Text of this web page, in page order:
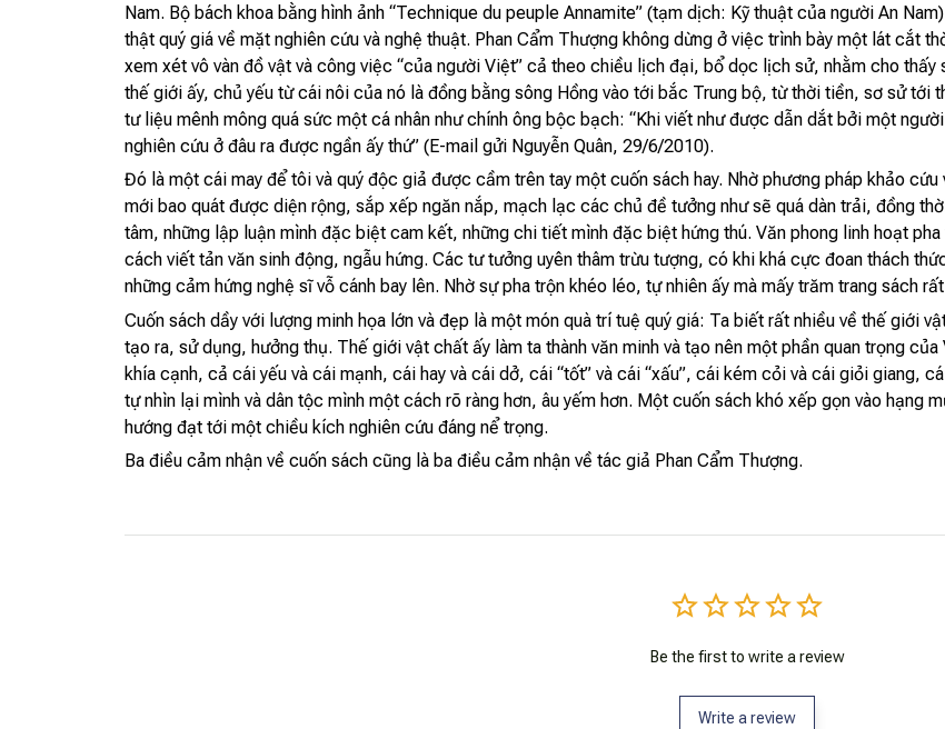
Nam. Bộ bách khoa bằng hình ảnh “Technique du peuple Annamite” (tạm dịch: Kỹ thuật của người An
thật quý giá về mặt nghiên cứu và nghệ thuật. Phan Cẩm Thượng không dừng ở việc trình bày một lát cắt
xem xét vô vàn đồ vật và công việc “của người Việt” cả theo chiều lịch đại, bổ dọc lịch sử, nhằm cho
thế giới ấy, chủ yếu từ cái nôi của nó là đồng bằng sông Hồng vào tới bắc Trung bộ, từ thời tiền, sơ sử
tư liệu mênh mông quá sức một cá nhân như chính ông bộc bạch: “Khi viết như được dẫn dắt bởi một
nghiên cứu ở đâu ra được ngần ấy thứ” (E-mail gửi Nguyễn Quân, 29/6/2010).
Đó là một cái may để tôi và quý độc giả được cầm trên tay một cuốn sách hay. Nhờ phương pháp khảo
mới bao quát được diện rộng, sắp xếp ngăn nắp, mạch lạc các chủ đề tưởng như sẽ quá dàn trải, đồng
tâm, những lập luận mình đặc biệt cam kết, những chi tiết mình đặc biệt hứng thú. Văn phong linh hoạt
cách viết tản văn sinh động, ngẫu hứng. Các tư tưởng uyên thâm trừu tượng, có khi khá cực đoan thách
những cảm hứng nghệ sĩ vỗ cánh bay lên. Nhờ sự pha trộn khéo léo, tự nhiên ấy mà mấy trăm trang sách
Cuốn sách dầy với lượng minh họa lớn và đẹp là một món quà trí tuệ quý giá: Ta biết rất nhiều về thế giới
tạo ra, sử dụng, hưởng thụ. Thế giới vật chất ấy làm ta thành văn minh và tạo nên một phần quan trọng
khía cạnh, cả cái yếu và cái mạnh, cái hay và cái dở, cái “tốt” và cái “xấu”, cái kém cỏi và cái giỏi giang,
tự nhìn lại mình và dân tộc mình một cách rõ ràng hơn, âu yếm hơn. Một cuốn sách khó xếp gọn vào hạng
hướng đạt tới một chiều kích nghiên cứu đáng nể trọng.
Ba điều cảm nhận về cuốn sách cũng là ba điều cảm nhận về tác giả Phan Cẩm Thượng.
Be the first to write a review
Write a review